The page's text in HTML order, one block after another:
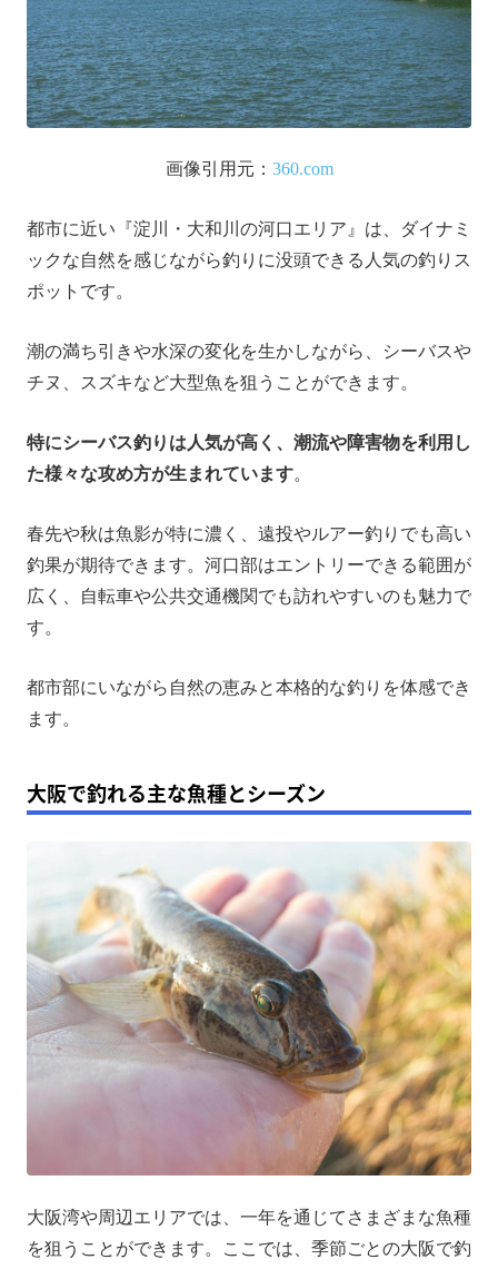
画像引用元： 360.com
都市に近い『淀川・大和川の河口エリア』は、ダイナミ
ックな自然を感じながら釣りに没頭できる人気の釣りス
ポットです。
潮の満ち引きや水深の変化を生かしながら、シーバスや
チヌ、スズキなど大型魚を狙うことができます。
特にシーバス釣りは人気が高く、潮流や障害物を利用し
た様々な攻め方が生まれています。
春先や秋は魚影が特に濃く、遠投やルアー釣りでも高い
釣果が期待できます。河口部はエントリーできる範囲が
広く、自転車や公共交通機関でも訪れやすいのも魅力で
す。
都市部にいながら自然の恵みと本格的な釣りを体感でき
ます。
大阪で釣れる主な魚種とシーズン
大阪湾や周辺エリアでは、一年を通じてさまざまな魚種
を狙うことができます。ここでは、季節ごとの大阪で釣